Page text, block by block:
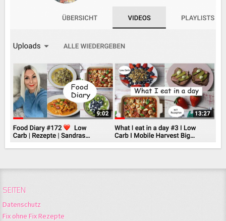
SEITEN
Datenschutz
Fix ohne Fix Rezepte